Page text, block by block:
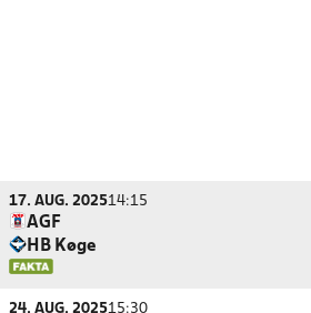
17. AUG. 202514:15
AGF
HB Køge
24. AUG. 202515:30